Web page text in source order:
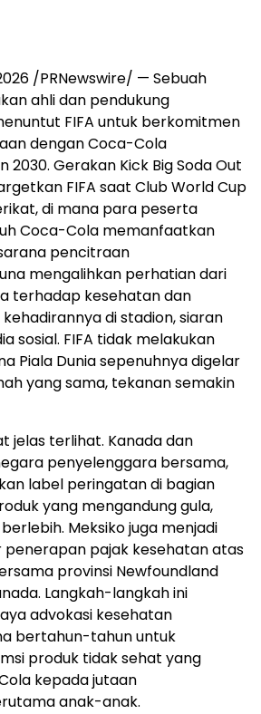
/PRNewswire/ — Sebuah
ahli dan pendukung
FIFA untuk berkomitmen
dengan Coca-Cola
Gerakan Kick Big Soda Out
FIFA saat Club World Cup
di mana para peserta
Coca-Cola memanfaatkan
pencitraan
mengalihkan perhatian dari
terhadap kesehatan dan
di stadion, siaran
sosial. FIFA tidak melakukan
Piala Dunia sepenuhnya digelar
yang sama, tekanan semakin
jelas terlihat. Kanada dan
penyelenggara bersama,
label peringatan di bagian
yang mengandung gula,
Meksiko juga menjadi
pajak kesehatan atas
provinsi Newfoundland
Langkah-langkah ini
advokasi kesehatan
bertahun-tahun untuk
produk tidak sehat yang
kepada jutaan
anak-anak.